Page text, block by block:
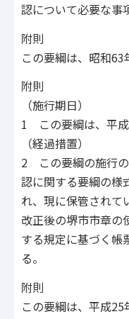
認について必要な事
附則
この要綱は、昭和63
附則
（施行期日）
1 この要綱は、平成
（経過措置）
2 この要綱の施行
認に関する要綱の様
れ、現に保管されて
改正後の堺市市章の
する規定に基づく帳
る。
附則
この要綱は、平成25